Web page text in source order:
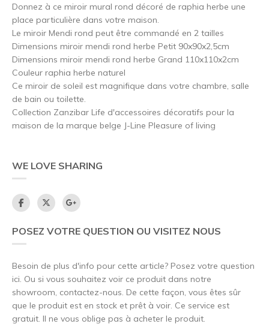
Donnez à ce miroir mural rond décoré de raphia herbe une
place particulière dans votre maison.
Le miroir Mendi rond peut être commandé en 2 tailles
Dimensions miroir mendi rond herbe Petit 90x90x2,5cm
Dimensions miroir mendi rond herbe Grand 110x110x2cm
Couleur raphia herbe naturel
Ce miroir de soleil est magnifique dans votre chambre, salle
de bain ou toilette.
Collection Zanzibar Life d'accessoires décoratifs pour la
maison de la marque belge J-Line Pleasure of living
WE LOVE SHARING
POSEZ VOTRE QUESTION OU VISITEZ NOUS
Besoin de plus d'info pour cette article? Posez votre question
ici. Ou si vous souhaitez voir ce produit dans notre
showroom, contactez-nous. De cette façon, vous êtes sûr
que le produit est en stock et prêt à voir. Ce service est
gratuit. Il ne vous oblige pas à acheter le produit.